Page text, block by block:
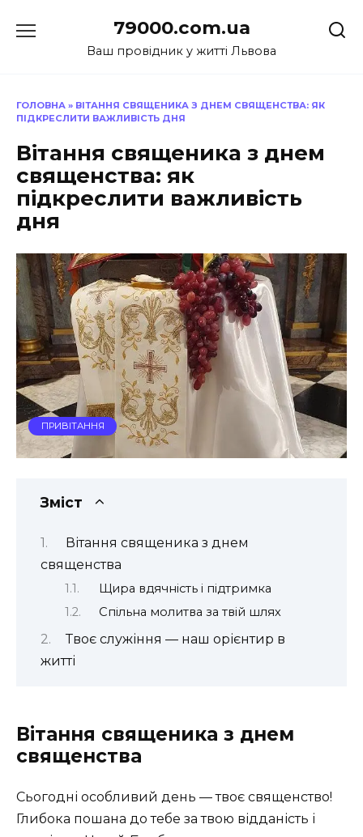
до
79000.com.ua
Ваш провідник у житті Львова
ГОЛОВНА » ВІТАННЯ СВЯЩЕНИКА З ДНЕМ СВЯЩЕНСТВА: ЯК
ПІДКРЕСЛИТИ ВАЖЛИВІСТЬ ДНЯ
Вітання священика з днем
священства: як
підкреслити важливість
дня
ПРИВІТАННЯ
Зміст
Вітання священика з днем
священства
Щира вдячність і підтримка
Спільна молитва за твій шлях
Твоє служіння — наш орієнтир в
житті
Вітання священика з днем
священства
Сьогодні особливий день — твоє священство!
Глибока пошана до тебе за твою відданість і